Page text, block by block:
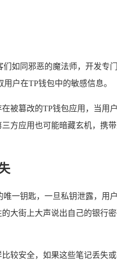
如同邪恶的魔法师，开发
户在TP钱包中的敏感信息。
被篡改的TP钱包应用，当
方应用也可能暗藏玄机，携
一钥匙，一旦私钥泄露，
大街上大声说出自己的银
较安全，如果这些笔记丢失